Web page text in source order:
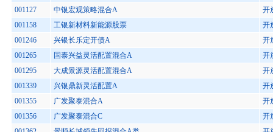
001127
中银宏观策略混合A
开
001158
工银新材料新能源股票
开
001246
兴银长乐定开债A
开
001265
国泰兴益灵活配置混合A
开
001295
大成景源灵活配置混合A
开
001339
兴银鼎新灵活配置A
开
001355
广发聚泰混合A
开
001356
广发聚泰混合C
开